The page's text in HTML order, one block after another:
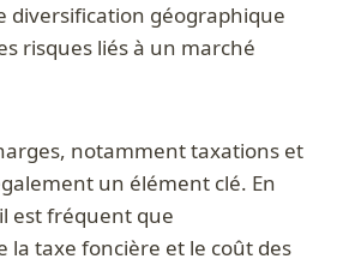
diversification géographique
risques liés à un marché
notamment taxations et
un élément clé. En
est fréquent que
la taxe foncière et le coût des